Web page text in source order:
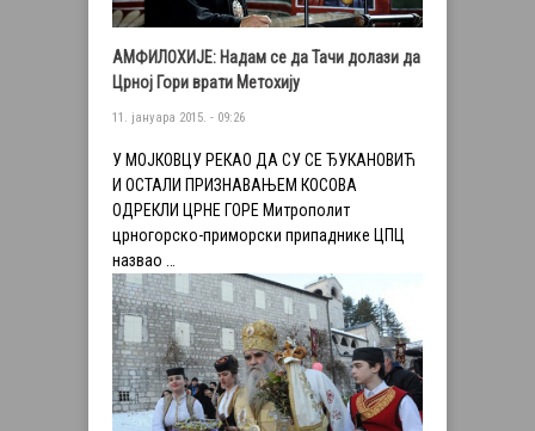
АМФИЛОХИЈЕ: Надам се да Тачи долази да
Црној Гори врати Метохију
11. јануара 2015. - 09:26
У МОЈКОВЦУ РЕКАО ДА СУ СЕ ЂУКАНОВИЋ
И ОСТАЛИ ПРИЗНАВАЊЕМ КОСОВА
ОДРЕКЛИ ЦРНЕ ГОРЕ Митрополит
црногорско-приморски припаднике ЦПЦ
назвао …